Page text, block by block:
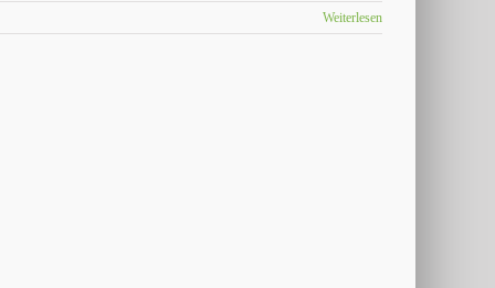
Weiterlesen